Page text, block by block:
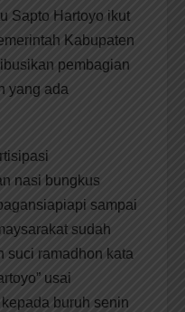
Sapto Hartoyo ikut
Kabupaten
pembagian
yang ada
nasi bungkus
sampai
sudah
suci ramadhon kata
usai
buruh senin